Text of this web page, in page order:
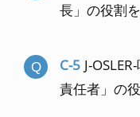
長」の役割
C-5 J-
責任者」の